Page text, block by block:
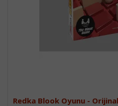
Redka Blook Oyunu -